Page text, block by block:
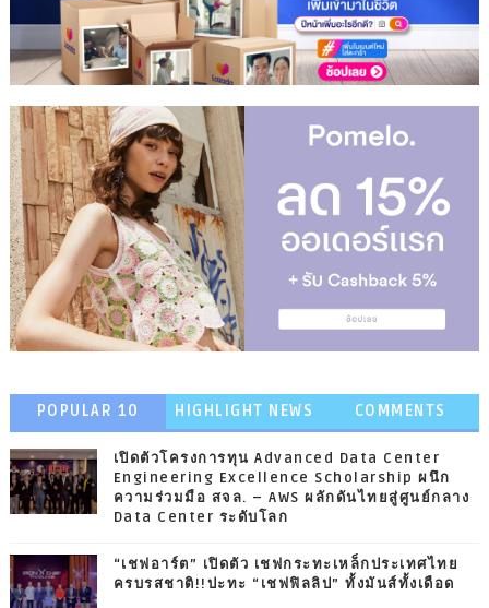
POPULAR 10 HIGHLIGHT NEWS COMMENTS
เปิดตัวโครงการทุน Advanced Data Center
Engineering Excellence Scholarship ผนึก
ความร่วมมือ สจล. – AWS ผลักดันไทยสู่ศูนย์กลาง
Data Center ระดับโลก
“เชฟอาร์ต” เปิดตัว เชฟกระทะเหล็กประเทศไทย
ครบรสชาติ!!ปะทะ “เชฟฟิลลิป” ทั้งมันส์ทั้งเดือด